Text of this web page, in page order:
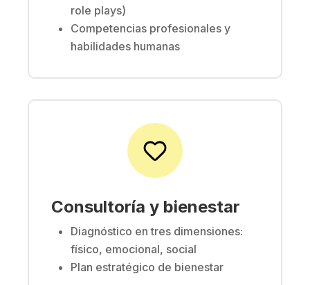
role plays)
Competencias profesionales y
habilidades humanas
Consultoría y bienestar
Diagnóstico en tres dimensiones:
físico, emocional, social
Plan estratégico de bienestar